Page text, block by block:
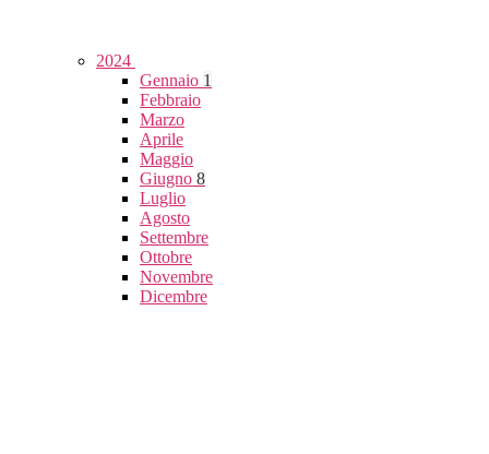
2024
Gennaio 1
Febbraio
Marzo
Aprile
Maggio
Giugno 8
Luglio
Agosto
Settembre
Ottobre
Novembre
Dicembre